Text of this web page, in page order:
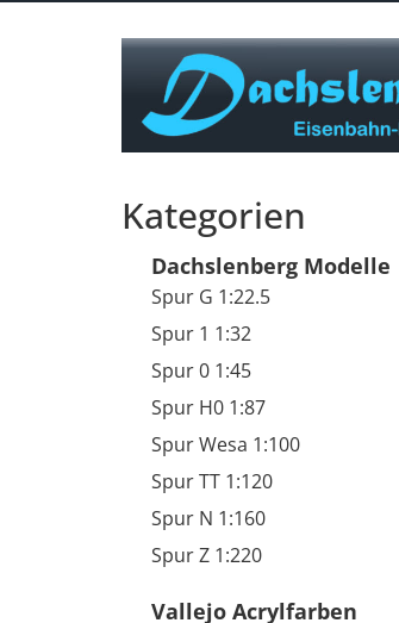
Kategorien
Dachslenberg Modelle
Spur G 1:22.5
Spur 1 1:32
Spur 0 1:45
Spur H0 1:87
Spur Wesa 1:100
Spur TT 1:120
Spur N 1:160
Spur Z 1:220
Vallejo Acrylfarben